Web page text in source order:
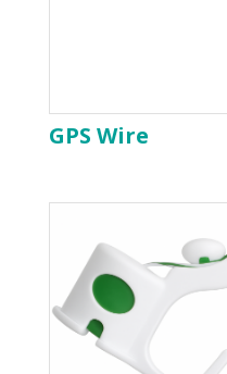
GPS Wire